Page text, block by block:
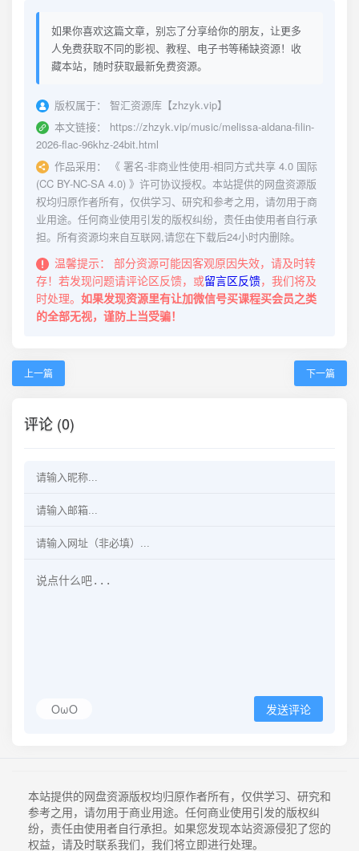
如果你喜欢这篇文章，别忘了分享给你的朋友，让更多
人免费获取不同的影视、教程、电子书等稀缺资源！收
藏本站，随时获取最新免费资源。
版权属于：
智汇资源库【zhzyk.vip】
本文链接：
https://zhzyk.vip/music/melissa-aldana-filin-
2026-flac-96khz-24bit.html
作品采用：
《 署名-非商业性使用-相同方式共享 4.0 国际
(CC BY-NC-SA 4.0) 》许可协议授权。本站提供的网盘资源版
权均归原作者所有，仅供学习、研究和参考之用，请勿用于商
业用途。任何商业使用引发的版权纠纷，责任由使用者自行承
担。所有资源均来自互联网,请您在下载后24小时内删除。
温馨提示：
部分资源可能因客观原因失效，请及时转
存！若发现问题请评论区反馈，或留言区反馈，我们将及
时处理。 如果发现资源里有让加微信号买课程买会员之类
的全部无视，谨防上当受骗！
上一篇 下一篇
评论 (0)
OωO 发送评论
本站提供的网盘资源版权均归原作者所有，仅供学习、研究和
参考之用，请勿用于商业用途。任何商业使用引发的版权纠
纷，责任由使用者自行承担。如果您发现本站资源侵犯了您的
权益，请及时联系我们，我们将立即进行处理。